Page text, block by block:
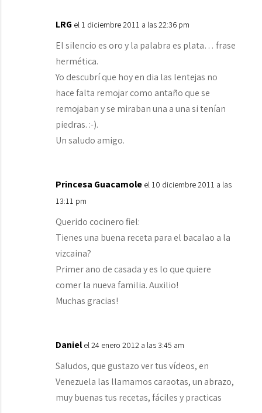
LRG el 1 diciembre 2011 a las 22:36 pm
El silencio es oro y la palabra es plata… frase
hermética.
Yo descubrí que hoy en dia las lentejas no
hace falta remojar como antaño que se
remojaban y se miraban una a una si tenían
piedras. :-).
Un saludo amigo.
Princesa Guacamole el 10 diciembre 2011 a las
13:11 pm
Querido cocinero fiel:
Tienes una buena receta para el bacalao a la
vizcaina?
Primer ano de casada y es lo que quiere
comer la nueva familia. Auxilio!
Muchas gracias!
Daniel el 24 enero 2012 a las 3:45 am
Saludos, que gustazo ver tus vídeos, en
Venezuela las llamamos caraotas, un abrazo,
muy buenas tus recetas, fáciles y practicas